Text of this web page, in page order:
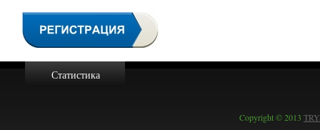
Статистика
Copyright © 2013